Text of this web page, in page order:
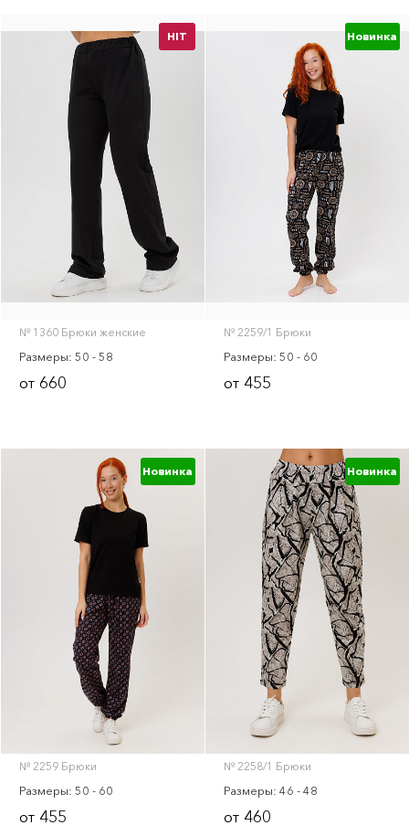
HIT
№ 1360 Брюки женские
Размеры: 50 - 58
от660
Новинка
№ 2259/1 Брюки
Размеры: 50 - 60
от455
Новинка
№ 2259 Брюки
Размеры: 50 - 60
от455
Новинка
№ 2258/1 Брюки
Размеры: 46 - 48
от460